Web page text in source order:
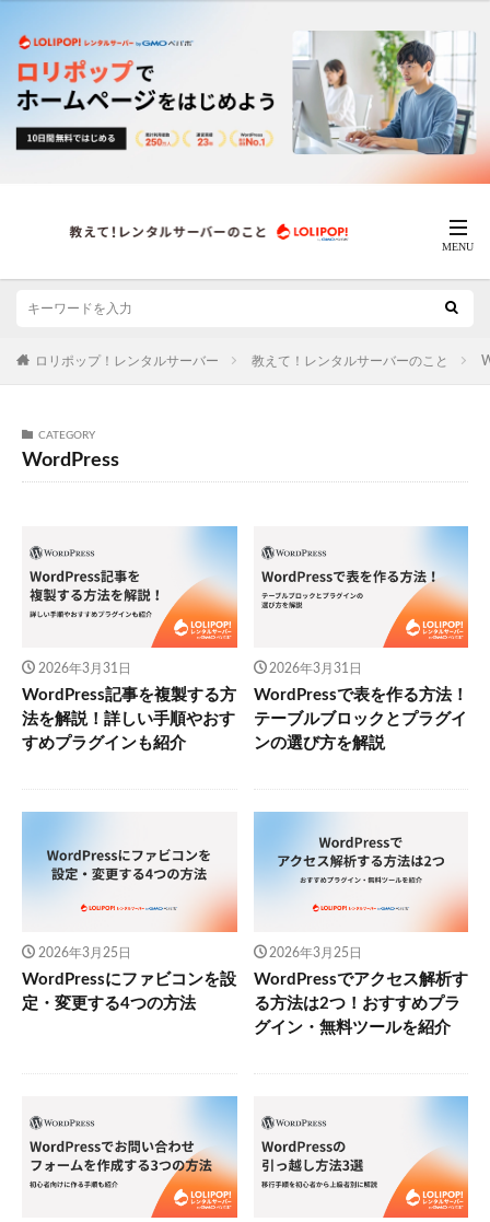
ロリポップ！レンタルサーバー 教えて！レンタルサーバーのこと
CATEGORY
WordPress
2026年3月31日
WordPress記事を複製する方
法を解説！詳しい手順やおす
すめプラグインも紹介
2026年3月31日
WordPressで表を作る方法！
テーブルブロックとプラグイ
ンの選び方を解説
2026年3月25日
WordPressにファビコンを設
定・変更する4つの方法
2026年3月25日
WordPressでアクセス解析す
る方法は2つ！おすすめプラ
グイン・無料ツールを紹介